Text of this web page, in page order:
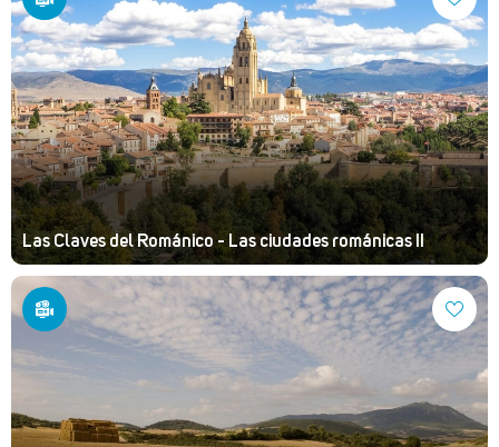
Las Claves del Románico - Las ciudades románicas II